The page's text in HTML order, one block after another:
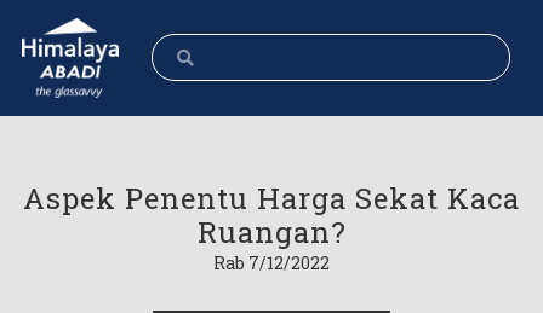
Aspek Penentu Harga Sekat Kaca
Ruangan?
Rab 7/12/2022